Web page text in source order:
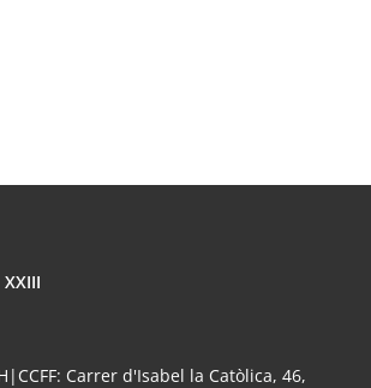
XXIII
Carrer d'Isabel la Catòlica, 46,